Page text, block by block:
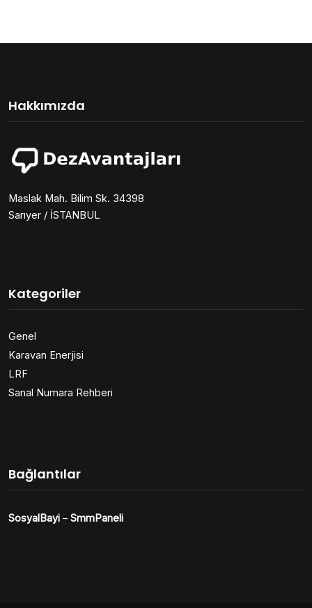
Hakkımızda
Maslak Mah. Bilim Sk. 34398
Sarıyer / İSTANBUL
Kategoriler
Genel
Karavan Enerjisi
LRF
Sanal Numara Rehberi
Bağlantılar
SosyalBayi – SmmPaneli